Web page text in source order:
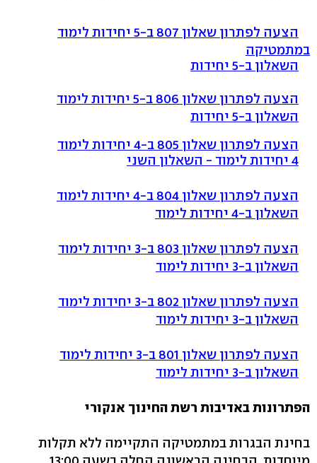
הצעה לפתרון שאלון 807 ב-5 יחידות לימוד
במתמטיקה
השאלון ב-5 יחידות
הצעה לפתרון שאלון 806 ב-5 יחידות לימוד
השאלון ב-5 יחידות
הצעה לפתרון שאלון 805 ב-4 יחידות לימוד
4 יחידות לימוד - השאלון השני
הצעה לפתרון שאלון 804 ב-4 יחידות לימוד
השאלון ב-4 יחידות לימוד
הצעה לפתרון שאלון 803 ב-3 יחידות לימוד
השאלון ב-3 יחידות לימוד
הצעה לפתרון שאלון 802 ב-3 יחידות לימוד
השאלון ב-3 יחידות לימוד
הצעה לפתרון שאלון 801 ב-3 יחידות לימוד
השאלון ב-3 יחידות לימוד
הפתרונות באדיבות רשת החינוך אנקורי
בחינת הבגרות במתמטיקה התקיימה ללא תקלות